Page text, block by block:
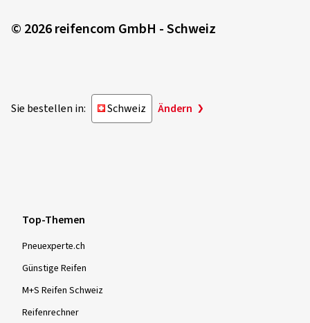
© 2026 reifencom GmbH - Schweiz
Sie bestellen in: Schweiz Ändern
Top-Themen
Pneuexperte.ch
Günstige Reifen
M+S Reifen Schweiz
Reifenrechner